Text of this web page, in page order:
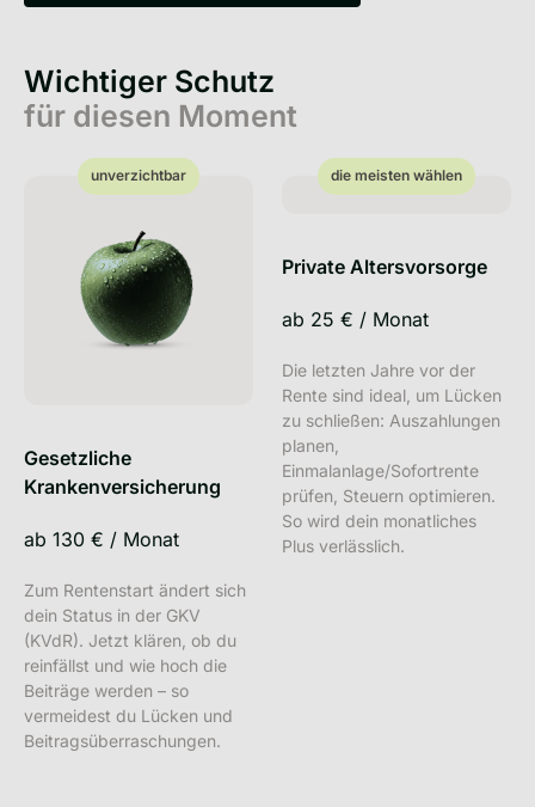
Wichtiger Schutz
für diesen Moment
unverzichtbar
Gesetzliche
Krankenversicherung
ab 130 € / Monat
Zum Rentenstart ändert sich
dein Status in der GKV
(KVdR). Jetzt klären, ob du
reinfällst und wie hoch die
Beiträge werden – so
vermeidest du Lücken und
Beitragsüberraschungen.
unverzichtbar die meisten wählen
Private Altersvorsorge
ab 25 € / Monat
Die letzten Jahre vor der
Rente sind ideal, um Lücken
zu schließen: Auszahlungen
planen,
Einmalanlage/Sofortrente
prüfen, Steuern optimieren.
So wird dein monatliches
Plus verlässlich.
die meisten wählen